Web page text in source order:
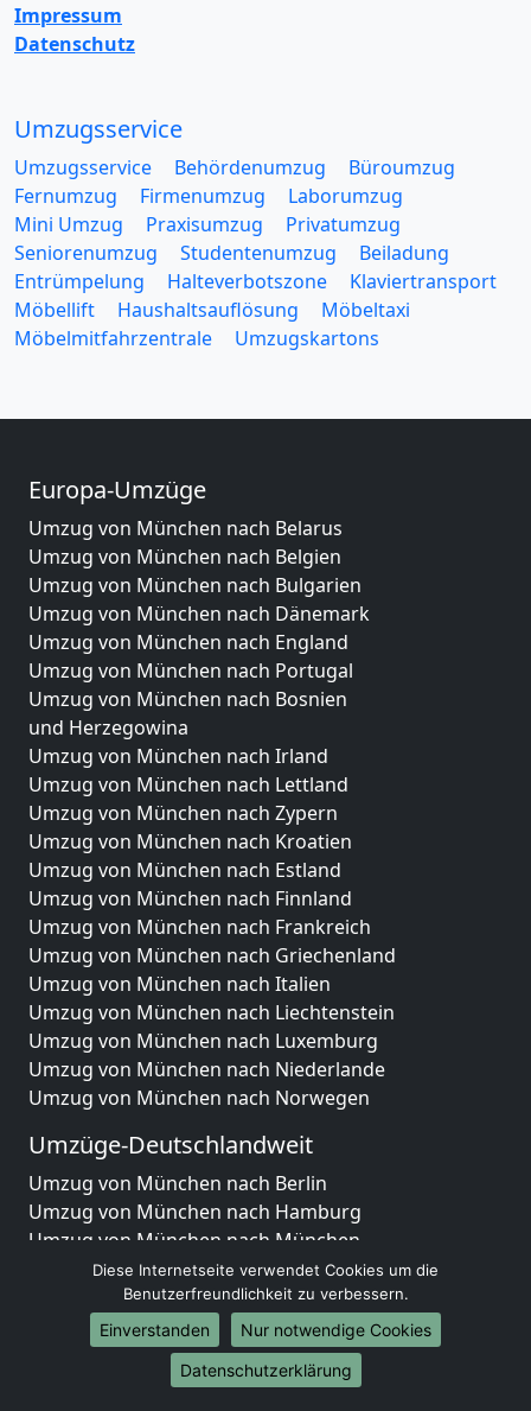
Impressum
Datenschutz
Umzugsservice
Umzugsservice Behördenumzug
Büroumzug
Fernumzug
Firmenumzug
Laborumzug
Mini Umzug
Praxisumzug
Privatumzug
Seniorenumzug
Studentenumzug
Beiladung
Entrümpelung
Halteverbotszone
Klaviertransport
Möbellift
Haushaltsauflösung
Möbeltaxi
Möbelmitfahrzentrale
Umzugskartons
Europa-Umzüge
Umzug von München nach Belarus
Umzug von München nach Belgien
Umzug von München nach Bulgarien
Umzug von München nach Dänemark
Umzug von München nach England
Umzug von München nach Portugal
Umzug von München nach Bosnien
und Herzegowina
Umzug von München nach Irland
Umzug von München nach Lettland
Umzug von München nach Zypern
Umzug von München nach Kroatien
Umzug von München nach Estland
Umzug von München nach Finnland
Umzug von München nach Frankreich
Umzug von München nach Griechenland
Umzug von München nach Italien
Umzug von München nach Liechtenstein
Umzug von München nach Luxemburg
Umzug von München nach Niederlande
Umzug von München nach Norwegen
Umzüge-Deutschlandweit
Umzug von München nach Berlin
Umzug von München nach Hamburg
Umzug von München nach München
Umzug von München nach Köln
Umzug von München nach Frankfurt am Main
Umzug von München nach Stuttgart
Umzug von München nach Düsseldorf
Umzug von München nach Leipzig
Diese Internetseite verwendet Cookies um die
Benutzerfreundlichkeit zu verbessern.
Einverstanden
Nur notwendige Cookies
Datenschutzerklärung